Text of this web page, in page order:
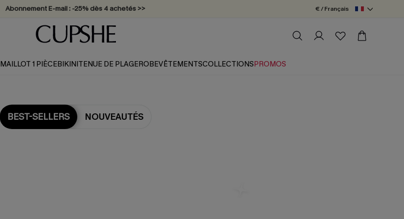
Abonnement E-mail : -25% dès 4 achetés >> € / Français
MAILLOT 1 PIÈCEBIKINITENUE DE PLAGEROBEVÊTEMENTSCOLLECTIONSPROMOS
BEST-SELLERS NOUVEAUTÉS